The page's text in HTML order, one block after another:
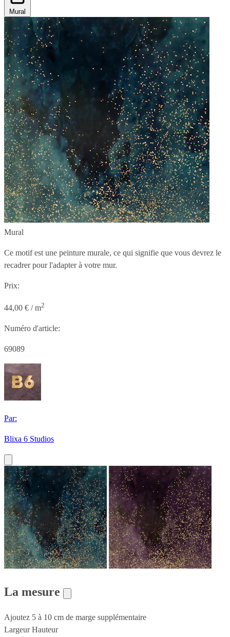
Mural
Mural
Ce motif est une peinture murale, ce qui signifie que vous devrez le
recadrer pour l'adapter à votre mur.
Prix:
44,00 € / m2
Numéro d'article:
69089
Par:
Blixa 6 Studios
La mesure
Ajoutez 5 à 10 cm de marge supplémentaire
Largeur Hauteur